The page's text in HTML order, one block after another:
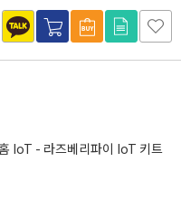
IoT - 라즈베리파이 IoT 키트